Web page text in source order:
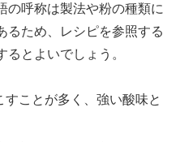
の呼称は製法や粉の種類に
るため、レシピを参照する
とよいでしょう。
ことが多く、強い酸味と